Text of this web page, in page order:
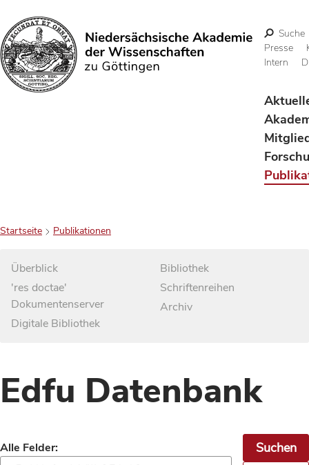
Suchen
Suche
Presse
Intern
Startseite Publikationen
Überblick
'res doctae'
Dokumentenserver
Digitale Bibliothek
Bibliothek
Schriftenreihen
Archiv
Edfu Datenbank
Alle Felder: